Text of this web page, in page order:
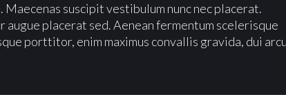
suscipit vestibulum nunc nec placerat.
augue placerat sed. Aenean fermentum scelerisque
porttitor, enim maximus convallis gravida, dui